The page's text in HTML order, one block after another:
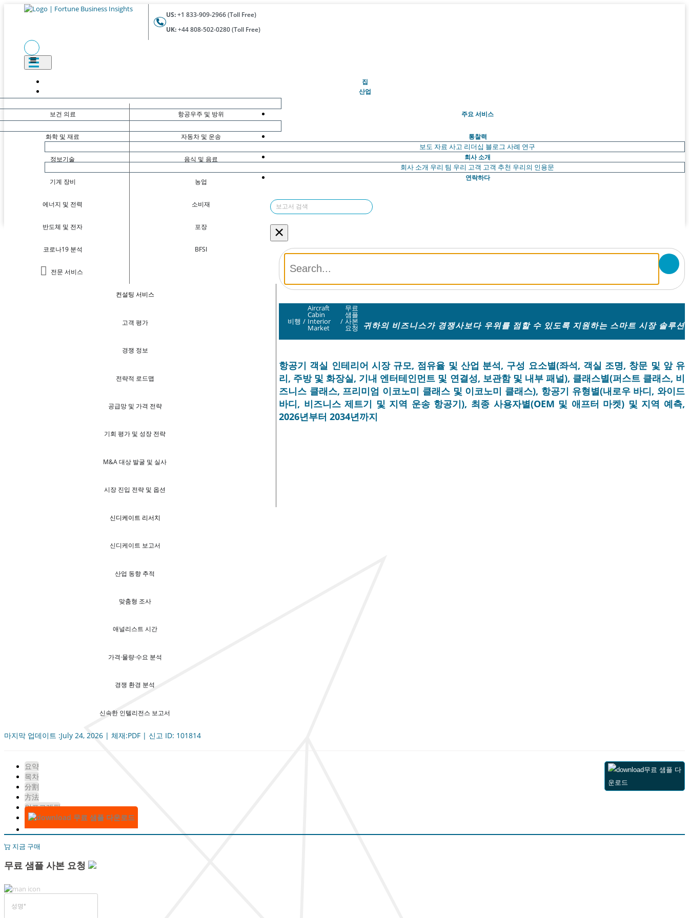
US:+1 833-909-2966 (Toll Free)
UK:+44 808-502-0280 (Toll Free)
집(현재의)
산업
보건 의료
화학 및 재료
정보기술
기계 장비
에너지 및 전력
반도체 및 전자
코로나19 분석
전문 서비스
항공우주 및 방위
자동차 및 운송
음식 및 음료
농업
소비재
포장
BFSI
주요 서비스
컨설팅 서비스
고객 평가
경쟁 정보
전략적 로드맵
공급망 및 가격 전략
기회 평가 및 성장 전략
M&A 대상 발굴 및 실사
시장 진입 전략 및 옵션
신디케이트 리서치
신디케이트 보고서
산업 동향 추적
맞춤형 조사
애널리스트 시간
가격·물량·수요 분석
경쟁 환경 분석
신속한 인텔리전스 보고서
통찰력
보도 자료 사고 리더십 블로그 사례 연구
회사 소개
회사 소개 우리 팀 우리 고객 고객 추천 우리의 인용문
연락하다
×
비행 /
Aircraft
Cabin
Interior
Market
/
무료
샘플
사본
요청 귀하의 비즈니스가 경쟁사보다 우위를 점할 수 있도록 지원하는 스마트 시장 솔루션
항공기 객실 인테리어 시장 규모, 점유율 및 산업 분석, 구성 요소별(좌석, 객실 조명, 창문 및 앞 유
리, 주방 및 화장실, 기내 엔터테인먼트 및 연결성, 보관함 및 내부 패널), 클래스별(퍼스트 클래스, 비
즈니스 클래스, 프리미엄 이코노미 클래스 및 이코노미 클래스), 항공기 유형별(내로우 바디, 와이드
바디, 비즈니스 제트기 및 지역 운송 항공기), 최종 사용자별(OEM 및 애프터 마켓) 및 지역 예측,
2026년부터 2034년까지
마지막 업데이트 :July 24, 2026 | 체재:PDF | 신고 ID: 101814
요약
목차
分割
方法
인포그래픽
무료 샘플 다운로드
무료 샘플 다
운로드
지금 구매
무료 샘플 사본 요청